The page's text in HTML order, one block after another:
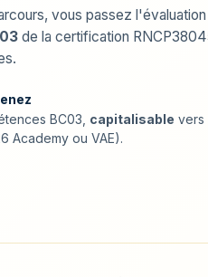
vous passez
de la certification
BC03, capitalisable vers
Academy ou VAE).